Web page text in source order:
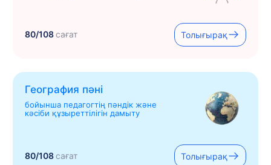
80/108сағат Толығырақ
География пәні
бойынша педагогтің пәндік және
кәсіби құзыреттілігін дамыту
80/108сағат Толығырақ